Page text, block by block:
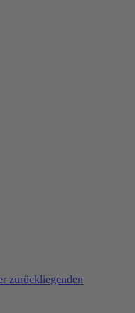
zurückliegenden